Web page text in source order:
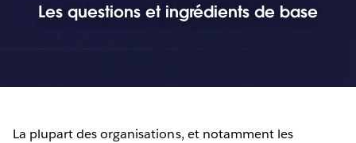
Les questions et ingrédients de base
La plupart des organisations, et notamment les